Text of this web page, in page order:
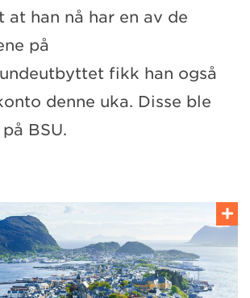
at han nå har en av de
på
tbyttet fikk han også
denne uka. Disse ble
BSU.